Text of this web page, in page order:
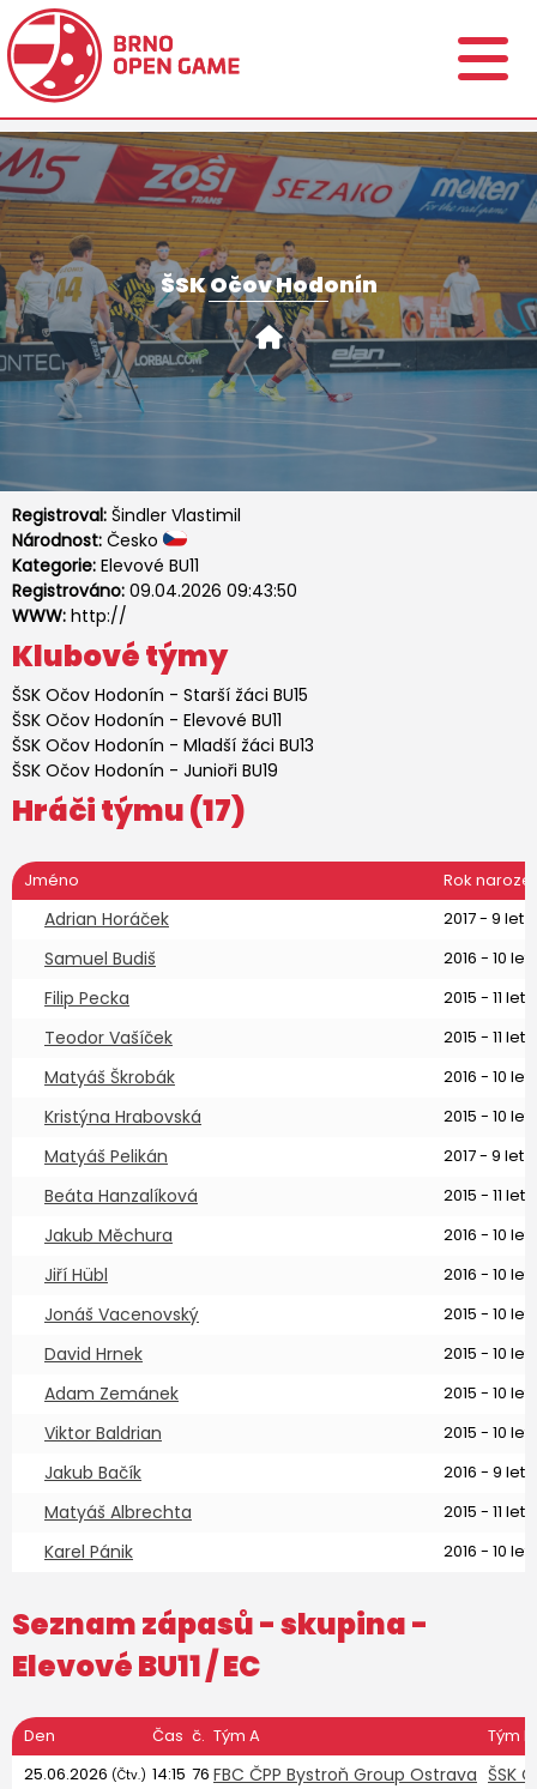
ŠSK Očov Hodonín
Registroval: Šindler Vlastimil
Národnost: Česko
Kategorie: Elevové BU11
Registrováno: 09.04.2026 09:43:50
WWW: http://
Klubové týmy
ŠSK Očov Hodonín - Starší žáci BU15
ŠSK Očov Hodonín - Elevové BU11
ŠSK Očov Hodonín - Mladší žáci BU13
ŠSK Očov Hodonín - Junioři BU19
Hráči týmu (17)
Jméno Rok
Adrian Horáček 2017 - 9 let
Samuel Budiš 2016 - 10 let
Filip Pecka 2015 - 11 let
Teodor Vašíček 2015 - 11 let
Matyáš Škrobák 2016 - 10 let
Kristýna Hrabovská 2015 - 10 let
Matyáš Pelikán 2017 - 9 let
Beáta Hanzalíková 2015 - 11 let
Jakub Měchura 2016 - 10 let
Jiří Hübl 2016 - 10 let
Jonáš Vacenovský 2015 - 10 let
David Hrnek 2015 - 10 let
Adam Zemánek 2015 - 10 let
Viktor Baldrian 2015 - 10 let
Jakub Bačík 2016 - 9 let
Matyáš Albrechta 2015 - 11 let
Karel Pánik 2016 - 10 let
Seznam zápasů - skupina -
Elevové BU11/ EC
Den Čas č. Tým A
Tým B
25.06.2026 (Čtv.) 14:15 76 FBC ČPP Bystroň Group Ostrava ŠSK